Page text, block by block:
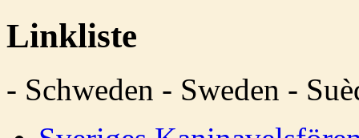
Linkliste
- Schweden - Sweden -